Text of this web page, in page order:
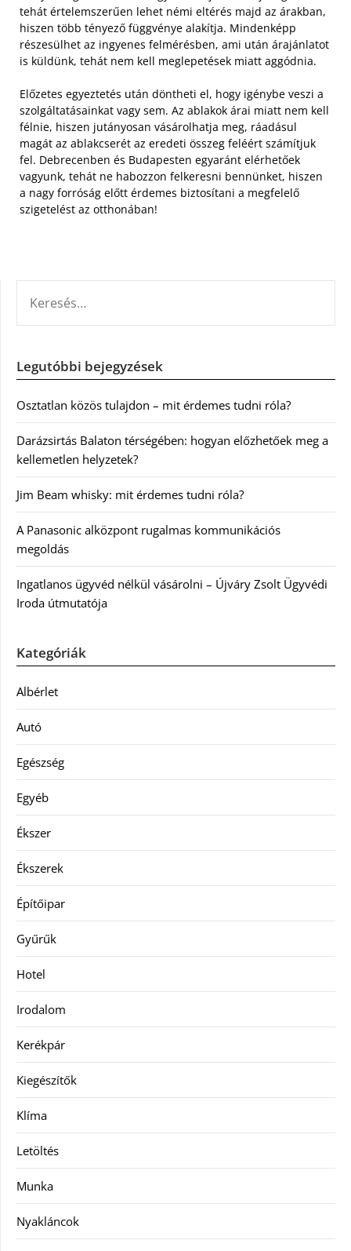
tehát értelemszerűen lehet némi eltérés majd az árakban,
hiszen több tényező függvénye alakítja. Mindenképp
részesülhet az ingyenes felmérésben, ami után árajánlatot
is küldünk, tehát nem kell meglepetések miatt aggódnia.
Előzetes egyeztetés után döntheti el, hogy igénybe veszi a
szolgáltatásainkat vagy sem. Az ablakok árai miatt nem kell
félnie, hiszen jutányosan vásárolhatja meg, ráadásul
magát az ablakcserét az eredeti összeg feléért számítjuk
fel. Debrecenben és Budapesten egyaránt elérhetőek
vagyunk, tehát ne habozzon felkeresni bennünket, hiszen
a nagy forróság előtt érdemes biztosítani a megfelelő
szigetelést az otthonában!
Legutóbbi bejegyzések
Osztatlan közös tulajdon – mit érdemes tudni róla?
Darázsirtás Balaton térségében: hogyan előzhetőek meg a
kellemetlen helyzetek?
Jim Beam whisky: mit érdemes tudni róla?
A Panasonic alközpont rugalmas kommunikációs
megoldás
Ingatlanos ügyvéd nélkül vásárolni – Újváry Zsolt Ügyvédi
Iroda útmutatója
Kategóriák
Albérlet
Autó
Egészség
Egyéb
Ékszer
Ékszerek
Építőipar
Gyűrűk
Hotel
Irodalom
Kerékpár
Kiegészítők
Klíma
Letöltés
Munka
Nyakláncok